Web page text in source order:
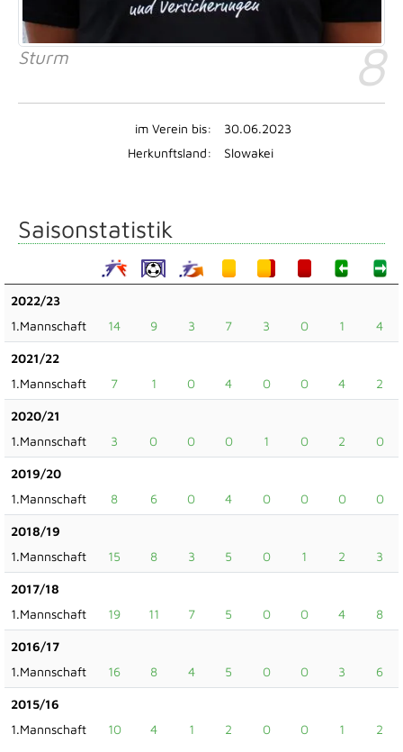
8
Sturm
im Verein bis:
30.06.2023
Herkunftsland:
Slowakei
Saisonstatistik
2022/23
1.Mannschaft
14 9 3 7 3 0 1 4
2021/22
1.Mannschaft
7 1 0 4 0 0 4 2
2020/21
1.Mannschaft
3 0 0 0 1 0 2 0
2019/20
1.Mannschaft
8 6 0 4 0 0 0 0
2018/19
1.Mannschaft
15 8 3 5 0 1 2 3
2017/18
1.Mannschaft
19 11 7 5 0 0 4 8
2016/17
1.Mannschaft
16 8 4 5 0 0 3 6
2015/16
1.Mannschaft
10 4 1 2 0 0 1 2